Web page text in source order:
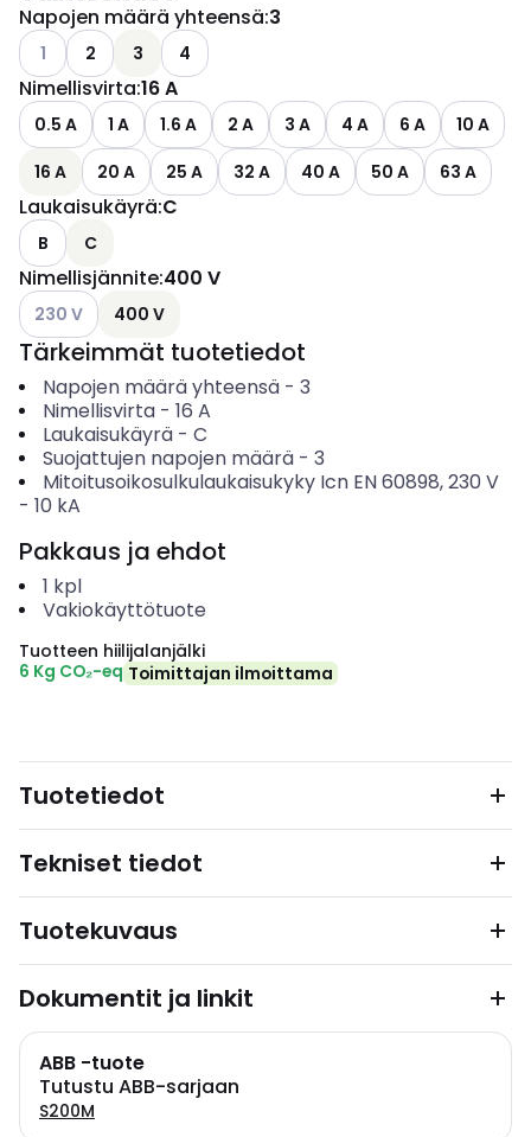
Napojen määrä yhteensä:3
Katso käytettävissä olevat vaihtoehdot
1 2 3 4
Nimellisvirta:16 A
0.5 A 1 A 1.6 A 2 A 3 A 4 A 6 A
10 A
16 A
20 A 25 A 32 A 40 A 50 A 63 A
Laukaisukäyrä:C
B C
Nimellisjännite:400 V
Katso käytettävissä olevat vaihtoehdot
230 V 400 V
Tärkeimmät tuotetiedot
Napojen määrä yhteensä- 3
Nimellisvirta- 16 A
Laukaisukäyrä- C
Suojattujen napojen määrä- 3
Mitoitusoikosulkulaukaisukyky Icn EN 60898, 230 V
- 10 kA
Pakkaus ja ehdot
1 kpl
Vakiokäyttötuote
Tuotteen hiilijalanjälki
6 Kg CO₂-eq Toimittajan ilmoittama
Tuotetiedot
Tekniset tiedot
Tuotekuvaus
Dokumentit ja linkit
ABB -tuote
Tutustu ABB-sarjaan
S200M